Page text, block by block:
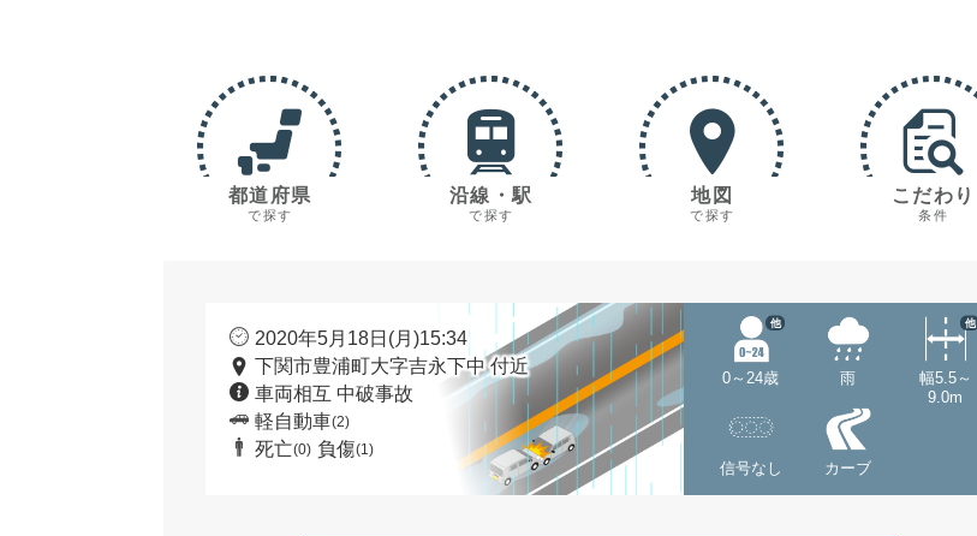
都道府県
で探す
沿線・駅
で探す
地図
で探す
こだわり
条件
2020年5月18日(月)15:34
下関市豊浦町大字吉永下中 付近
車両相互 中破事故
軽自動車(2)
死亡(0) 負傷(1)
0～24歳
他
雨
幅5.5～
9.0m
他
信号なし カーブ